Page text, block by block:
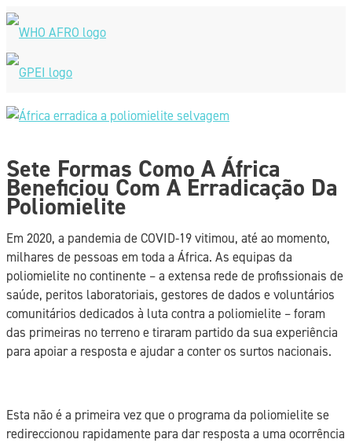
Skip
content
Menu
Sete Formas Como A África
Beneficiou Com A Erradicação Da
Poliomielite
Em 2020, a pandemia de COVID-19 vitimou, até ao momento,
milhares de pessoas em toda a África. As equipas da
poliomielite no continente – a extensa rede de profissionais de
saúde, peritos laboratoriais, gestores de dados e voluntários
comunitários dedicados à luta contra a poliomielite – foram
das primeiras no terreno e tiraram partido da sua experiência
para apoiar a resposta e ajudar a conter os surtos nacionais.
Esta não é a primeira vez que o programa da poliomielite se
redireccionou rapidamente para dar resposta a uma ocorrência